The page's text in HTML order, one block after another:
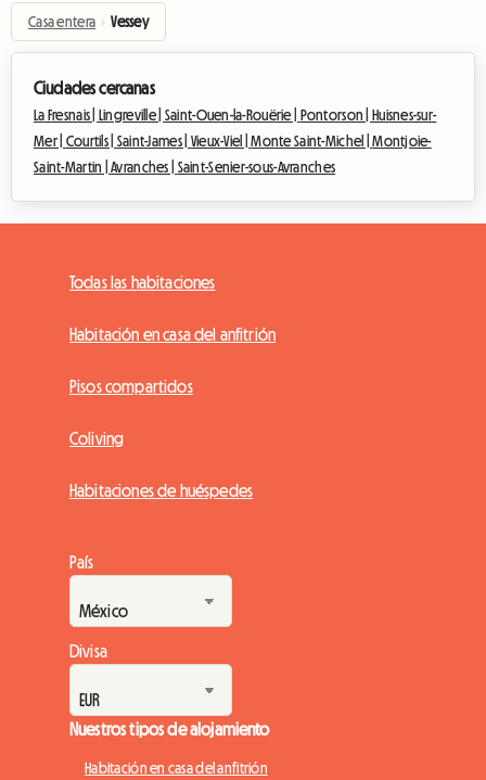
Casa entera › Vessey
Ciudades cercanas
La Fresnais | Lingreville | Saint-Ouen-la-Rouërie | Pontorson |
Huisnes-sur-
Mer | Courtils | Saint-James | Vieux-Viel |Monte Saint-Michel |Montjoie-
Saint-Martin |Avranches | Saint-Senier-sous-Avranches
Todas las habitaciones
Habitación en casa del anfitrión
Pisos compartidos
Coliving
Habitaciones de huéspedes
País
Divisa
Nuestros tipos de alojamiento
Habitación en casa del anfitrión